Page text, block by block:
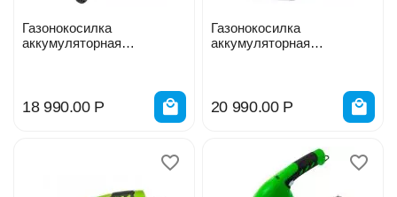
Газонокосилка
аккумуляторная
18 990.00 Р
Газонокосилка
аккумуляторная
20 990.00 Р